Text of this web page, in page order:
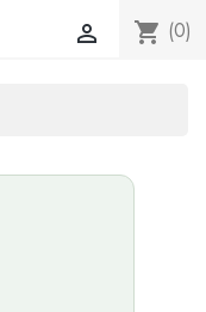
shopping_cart (0)
